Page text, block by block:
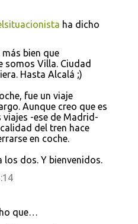
ha dicho
bien que
somos Villa. Ciudad
Hasta Alcalá ;)
fue un viaje
Aunque creo que es
-ese de Madrid-
del tren hace
en coche.
los dos. Y bienvenidos.
que…